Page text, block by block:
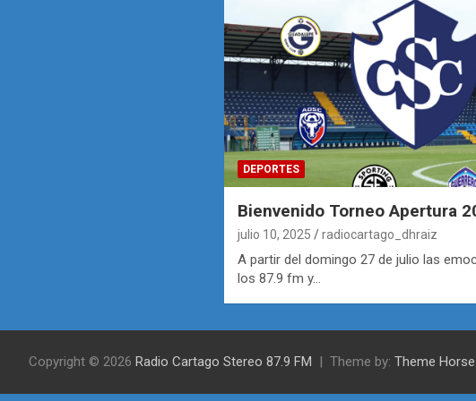
DEPORTES
Bienvenido Torneo Apertura
julio 10, 2025 radiocartago_dhraiz
A partir del domingo 27 de julio las
los 87.9 fm y…
Copyright © 2026 Radio Cartago Stereo 87.9 FM Theme by: Theme Horse